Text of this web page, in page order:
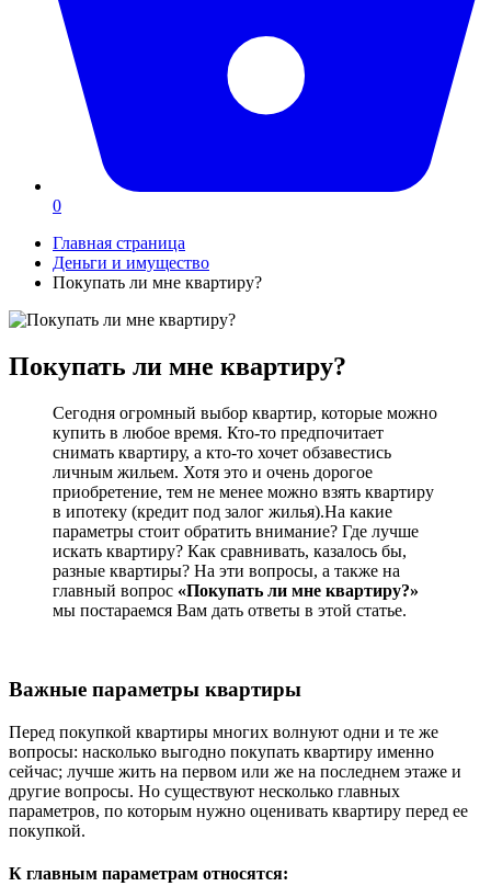
0
Главная страница
Деньги и имущество
Покупать ли мне квартиру?
Покупать ли мне квартиру?
Сегодня огромный выбор квартир, которые можно
купить в любое время. Кто-то предпочитает
снимать квартиру, а кто-то хочет обзавестись
личным жильем. Хотя это и очень дорогое
приобретение, тем не менее можно взять квартиру
в ипотеку (кредит под залог жилья).На какие
параметры стоит обратить внимание? Где лучше
искать квартиру? Как сравнивать, казалось бы,
разные квартиры? На эти вопросы, а также на
главный вопрос «Покупать ли мне квартиру?»
мы постараемся Вам дать ответы в этой статье.
Важные параметры квартиры
Перед покупкой квартиры многих волнуют одни и те же
вопросы: насколько выгодно покупать квартиру именно
сейчас; лучше жить на первом или же на последнем этаже и
другие вопросы. Но существуют несколько главных
параметров, по которым нужно оценивать квартиру перед ее
покупкой.
К главным параметрам относятся: